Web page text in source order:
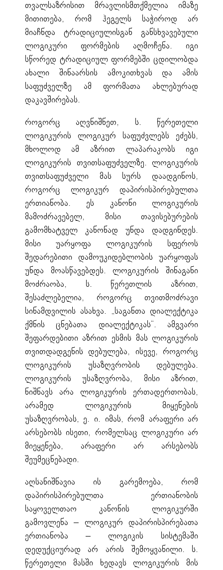
თვალსაზრისით მრავლისმთქმელია იმაზე
მითითება, რომ ჰეგელს საჭიროდ არ
მიაჩნდა ტრადიციულისგან განსხვავებული
ლოგიკური ფორმების აღმოჩენა. იგი
სწორედ ტრადიციულ ფორმებში ცდილობდა
ახალი შინაარსის ამოკითხვას და ამის
საფუძველზე ამ ფორმათა ახლებურად
დაკავშირებას.
როგორც აღვნიშნეთ, ს. წერეთელი
ლოგიკურის ლოგიკურ საფუძვლებს ეძებს,
მხოლოდ ამ აზრით ლაპარაკობს იგი
ლოგიკურის თვითსაფუძველზე. ლოგიკურის
თვითსაფუძველი მას სურს დაადგინოს,
როგორც ლოგიკურ დაპირისპირებულთა
ერთიანობა. ეს კანონი ლოგიკურის
მამოძრავებელ, მისი თავისებურების
გამომხატველ კანონად უნდა დადგინდეს.
მისი უარყოფა ლოგიკურის სფეროს
შედარებითი დამოუკიდებლობის უარყოფას
უნდა მოასწავებდეს. ლოგიკურის შინაგანი
მოძრაობა, ს. წერეთლის აზრით,
შესაძლებელია, როგორც თვითმოძრავი
სინამდვილის ასახვა. „საგანთა დიალექტიკა
ქმნის ცნებათა დიალექტიკას“. ამგვარი
შეფარდებითი აზრით ესმის მას ლოგიკურის
თვითდადგენის დებულება, ისევე, როგორც
ლოგიკურის უსაზღვრობის დებულება.
ლოგიკურის უსაზღვრობა, მისი აზრით,
ნიშნავს არა ლოგიკურის ერთადერთობას,
არამედ ლოგიკურის მიყენების
უსაზღვრობას, ე. ი. იმას, რომ არაფერი არ
არსებობს ისეთი, რომელსაც ლოგიკური არ
მიეყენება, არაფერი არ არსებობს
შეუმეცნებადი.
აღსანიშნავია ის გარემოება, რომ
დაპირისპირებულთა ერთიანობის
საყოველთაო კანონის ლოგიკურში
გამოვლენა – ლოგიკურ დაპირისპირებათა
ერთიანობა – ლოგიკის სისტემაში
დედუქციურად არ არის შემოყვანილი. ს.
წერეთელი მასში ხედავს ლოგიკურის მის